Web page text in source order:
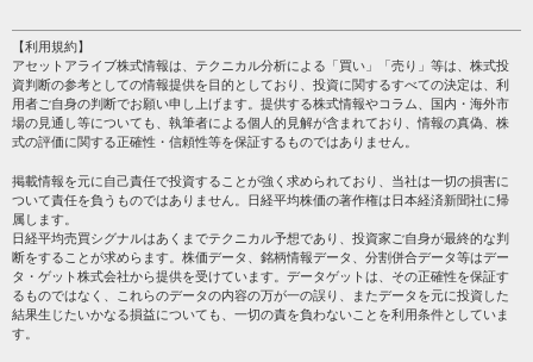
注目銘柄
株テーマ情報
海外市況
投資カレンダー
格付け情報
個人情報保護方針
プライバシーポリシー
会社案内
サイトマップ
過去データ
【利用規約】
アセットアライブ株式情報は、テクニカル分析による「買い」「売り」等は、株式投
資判断の参考としての情報提供を目的としており、投資に関するすべての決定は、利
用者ご自身の判断でお願い申し上げます。提供する株式情報やコラム、国内・海外市
場の見通し等についても、執筆者による個人的見解が含まれており、情報の真偽、株
式の評価に関する正確性・信頼性等を保証するものではありません。
掲載情報を元に自己責任で投資することが強く求められており、当社は一切の損害に
ついて責任を負うものではありません。日経平均株価の著作権は日本経済新聞社に帰
属します。
日経平均売買シグナルはあくまでテクニカル予想であり、投資家ご自身が最終的な判
断をすることが求めらます。株価データ、銘柄情報データ、分割併合データ等はデー
タ・ゲット株式会社から提供を受けています。データゲットは、その正確性を保証す
るものではなく、これらのデータの内容の万が一の誤り、またデータを元に投資した
結果生じたいかなる損益についても、一切の責を負わないことを利用条件としていま
す。